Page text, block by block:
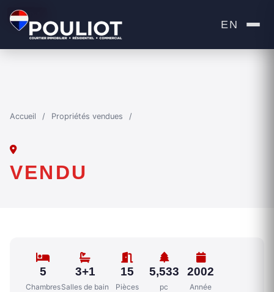
EN
Accueil / Propriétés vendues /
VENDU
VENDU
5
Chambres
3+1
Salles de bain
15
Pièces
5,533
pc
2002
Année